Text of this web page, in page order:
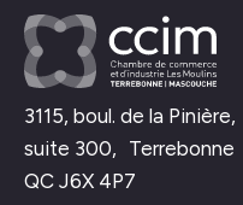
3115, boul. de la Pinière,
suite 300, Terrebonne
QC J6X 4P7